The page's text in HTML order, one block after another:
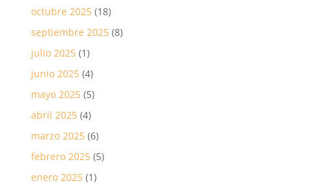
octubre 2025(18)
septiembre 2025(8)
julio 2025(1)
junio 2025(4)
mayo 2025(5)
abril 2025(4)
marzo 2025(6)
febrero 2025(5)
enero 2025(1)